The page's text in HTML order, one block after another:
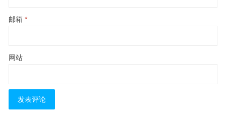
邮箱 *
网站